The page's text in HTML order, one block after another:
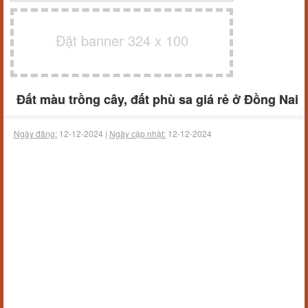
Đặt banner 324 x 100
Đất màu trồng cây, đất phù sa giá rẻ ở Đồng Nai
Ngày đăng: 12-12-2024 | Ngày cập nhật: 12-12-2024